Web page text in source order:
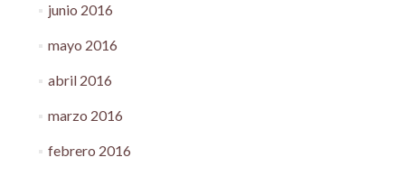
junio 2016
mayo 2016
abril 2016
marzo 2016
febrero 2016